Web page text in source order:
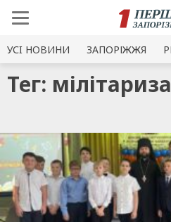
УСI НОВИНИ ЗАПОРІЖЖЯ
Тег: